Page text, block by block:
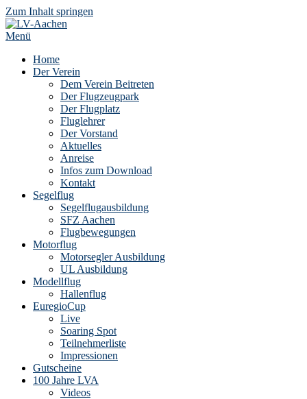
Zum Inhalt springen
Menü
Home
Der Verein
Dem Verein Beitreten
Der Flugzeugpark
Der Flugplatz
Fluglehrer
Der Vorstand
Aktuelles
Anreise
Infos zum Download
Kontakt
Segelflug
Segelflugausbildung
SFZ Aachen
Flugbewegungen
Motorflug
Motorsegler Ausbildung
UL Ausbildung
Modellflug
Hallenflug
EuregioCup
Live
Soaring Spot
Teilnehmerliste
Impressionen
Gutscheine
100 Jahre LVA
Videos